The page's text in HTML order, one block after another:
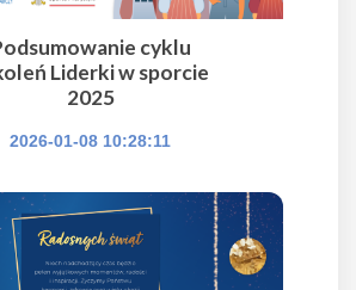
cyklu
Liderki w sporcie
2025
2026-01-08 10:28:11